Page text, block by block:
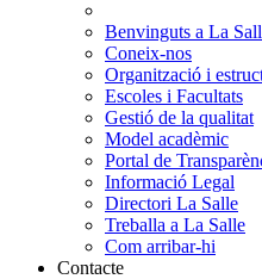
Benvinguts a La
Coneix-nos
Organització i
Escoles i Facultats
Gestió de la qualitat
Model acadèmic
Portal de
Informació Legal
Directori La Salle
Treballa a La Salle
Com arribar-hi
Contacte